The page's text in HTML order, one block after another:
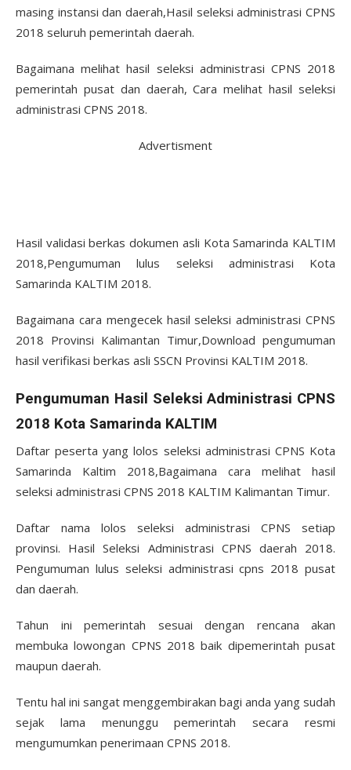
masing instansi dan daerah,Hasil seleksi administrasi CPNS
2018 seluruh pemerintah daerah.
Bagaimana melihat hasil seleksi administrasi CPNS 2018
pemerintah pusat dan daerah, Cara melihat hasil seleksi
administrasi CPNS 2018.
Advertisment
Hasil validasi berkas dokumen asli Kota Samarinda KALTIM
2018,Pengumuman lulus seleksi administrasi Kota
Samarinda KALTIM 2018.
Bagaimana cara mengecek hasil seleksi administrasi CPNS
2018 Provinsi Kalimantan Timur,Download pengumuman
hasil verifikasi berkas asli SSCN Provinsi KALTIM 2018.
Pengumuman Hasil Seleksi Administrasi CPNS
2018 Kota Samarinda KALTIM
Daftar peserta yang lolos seleksi administrasi CPNS Kota
Samarinda Kaltim 2018,Bagaimana cara melihat hasil
seleksi administrasi CPNS 2018 KALTIM Kalimantan Timur.
Daftar nama lolos seleksi administrasi CPNS setiap
provinsi. Hasil Seleksi Administrasi CPNS daerah 2018.
Pengumuman lulus seleksi administrasi cpns 2018 pusat
dan daerah.
Tahun ini pemerintah sesuai dengan rencana akan
membuka lowongan CPNS 2018 baik dipemerintah pusat
maupun daerah.
Tentu hal ini sangat menggembirakan bagi anda yang sudah
sejak lama menunggu pemerintah secara resmi
mengumumkan penerimaan CPNS 2018.